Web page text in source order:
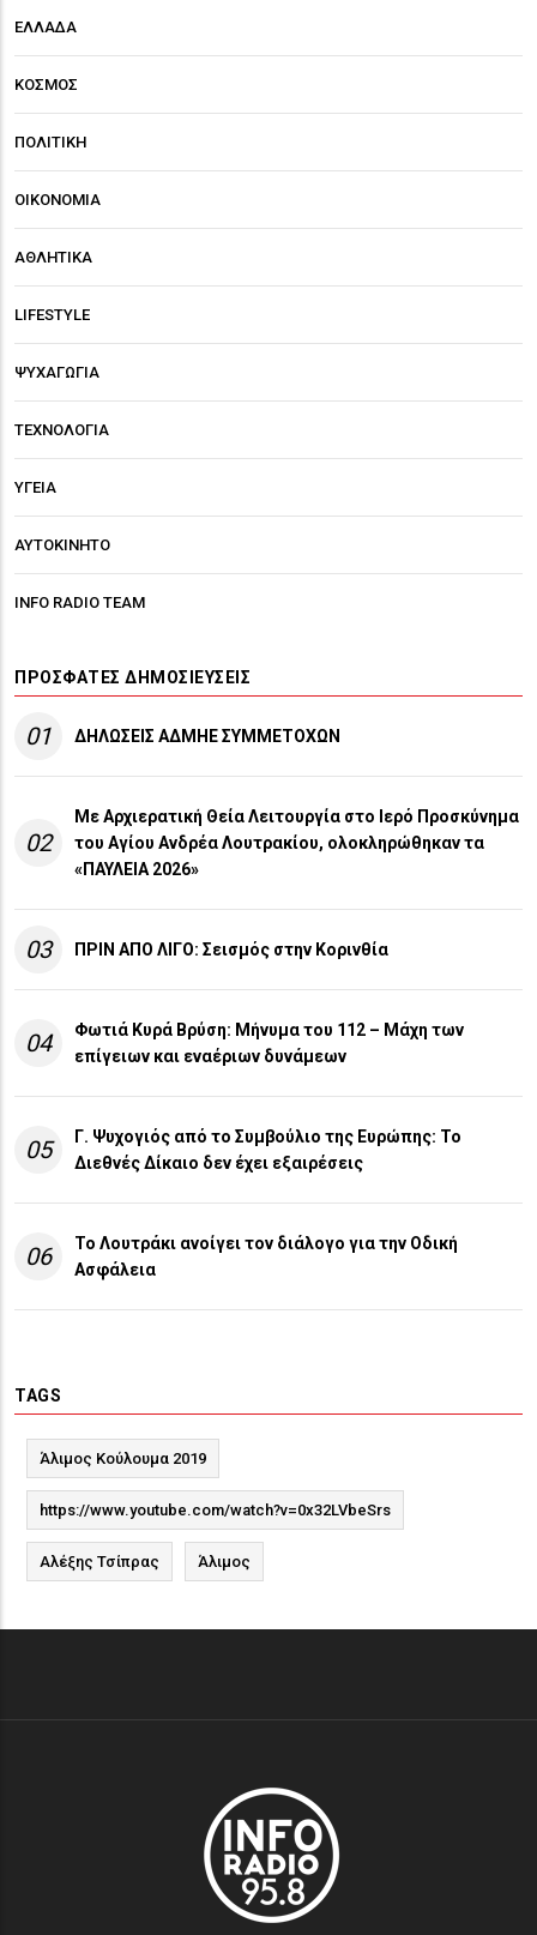
ΕΛΛΑΔΑ
ΚΟΣΜΟΣ
ΠΟΛΙΤΙΚΗ
ΟΙΚΟΝΟΜΙΑ
ΑΘΛΗΤΙΚΑ
LIFESTYLE
ΨΥΧΑΓΩΓΙΑ
ΤΕΧΝΟΛΟΓΙΑ
ΥΓΕΙΑ
ΑΥΤΟΚΙΝΗΤΟ
INFO RADIO TEAM
ΠΡΌΣΦΑΤΕΣ ΔΗΜΟΣΙΕΎΣΕΙΣ
01 ΔΗΛΩΣΕΙΣ ΑΔΜΗΕ ΣΥΜΜΕΤΟΧΩΝ
02
Με Αρχιερατική Θεία Λειτουργία στο Ιερό Προσκύνημα
του Αγίου Ανδρέα Λουτρακίου, ολοκληρώθηκαν τα
«ΠΑΥΛΕΙΑ 2026»
03 ΠΡΙΝ ΑΠΟ ΛΙΓO: Σεισμός στην Κορινθία
04
Φωτιά Κυρά Βρύση: Μήνυμα του 112 – Μάχη των
επίγειων και εναέριων δυνάμεων
05
Γ. Ψυχογιός από το Συμβούλιο της Ευρώπης: Το
Διεθνές Δίκαιο δεν έχει εξαιρέσεις
06
Το Λουτράκι ανοίγει τον διάλογο για την Οδική
Ασφάλεια
TAGS
Άλιμος Κούλουμα 2019
https://www.youtube.com/watch?v=0x32LVbeSrs
Αλέξης Τσίπρας Άλιμος